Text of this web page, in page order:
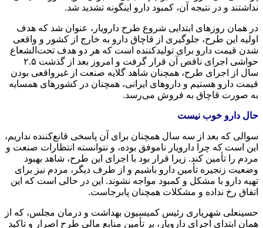
نداشتند و در نتیجه آن، کمبود دارو اینگونه تشدید شد.
در همان روزهای ابتدایی شروع طرح دارویار ، عنوان شد که هدف
اولیه این طرح، جلوگیری از قاچاق دارو به خارج از کشور و واقعی
شدن قیمت دارو برای تولیدکننده است که هر دو هدف تحت‌الشعاع
حواشی اجرای ناقص آن قرار گرفت و امروز بعد از گذشت ۲.۵
سال از اجرای طرح، همچنان شاهد گلایه صنعت از غیرواقعی بودن
قیمت دارو هستیم و داروهای ایرانی، همچنان در کشورهای همسایه
به صورت قاچاق به فروش می‌رسد.
حال دارو خوب نیست
سوالی که بعد از سه سال همچنان برای آن پاسخی قانع‌کننده نداریم،
این است که چرا دارویار ناموفق بوده، و نتوانسته انتظارات صنعت و
مردم را تأمین کند. زیرا قرار بود با اجرای این طرح، شاهد بهبود
وضعیت زنجیره تأمین دارو باشیم و از طرف دیگر، مردم نیز برای
تهیه دارو با مشکل و کمبود مواجه نشوند. این در حالی است که این
اتفاق رخ نداده و مشکلات همچنان پابرجاست.
حسینعلی شهریاری رئیس کمیسیون بهداشت و درمان مجلس، که از
همان ابتدای اجرای دارویار ، بر تأمین منابع مالی طرح اصرار و تاکید